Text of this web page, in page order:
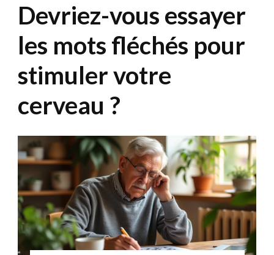
Devriez-vous essayer
les mots fléchés pour
stimuler votre
cerveau ?